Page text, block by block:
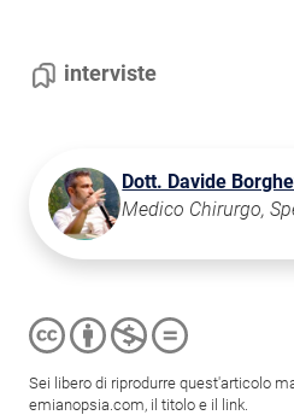
interviste
Dott. Davide
Medico Chirurgo,
Sei libero di riprodurre quest'articolo
emianopsia.com, il titolo e il link.